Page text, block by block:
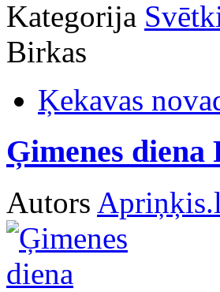
Kategorija
Birkas
Ķekavas
Ģimenes diena
Autors